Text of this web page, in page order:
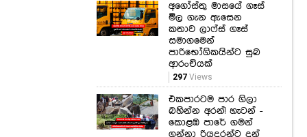
අගෝස්තු මාසයේ ගෑස්
මිල ගැන ඇසෙන
කතාව ලාෆ්ස් ගෑස්
සමාගමෙන්
පාරිභෝගිකයින්ට සුබ
ආරංචියක්
297 Views
එකපාරටම පාර ගිලා
බහින්න අරන්! හැටන් -
කොළඹ පාරේ ගමන්
ගන්නා රියදුරන්ට දුන්